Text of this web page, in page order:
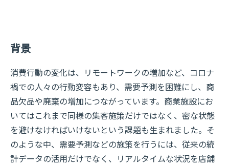
背景
消費行動の変化は、リモートワークの増加など、コロナ
禍での人々の行動変容もあり、需要予測を困難にし、商
品欠品や廃棄の増加につながっています。商業施設にお
いてはこれまで同様の集客施策だけではなく、密な状態
を避けなければいけないという課題も生まれました。そ
のような中、需要予測などの施策を行うには、従来の統
計データの活用だけでなく、リアルタイムな状況を店舗